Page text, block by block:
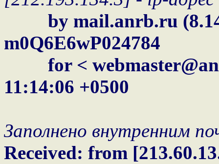
by mail.anrb.ru
m0Q6E6wP024784
for <
11:14:06 +0500
Заполнено внутренним
Received: from